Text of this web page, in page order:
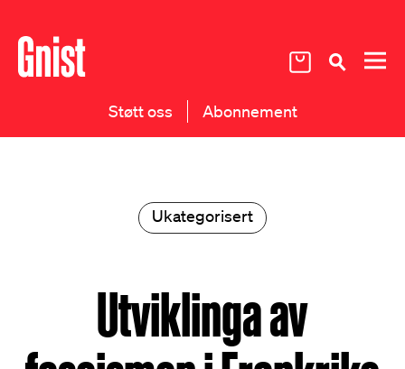
Støtt oss Abonnement
Ukategorisert
Utviklinga av